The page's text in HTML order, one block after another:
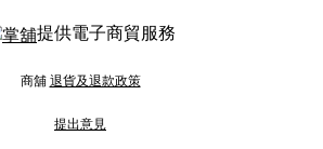
提供電子商貿服務
商舖 退貨及退款政策
提出意見